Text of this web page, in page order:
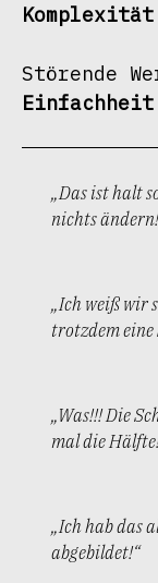
Komplexität
Störende
Einfachheit
„Das ist halt
nichts
„Ich weiß wir
trotzdem eine
„Was!!! Die
mal die
„Ich hab das
abgebildet!“